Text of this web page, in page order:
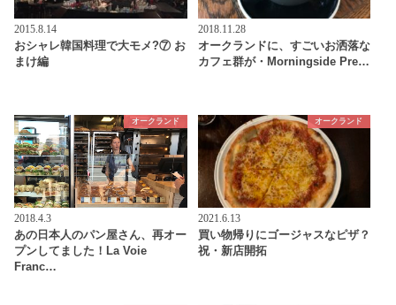
2015.8.14
おシャレ韓国料理で大モメ?⑦ お
まけ編
2018.11.28
オークランドに、すごいお洒落な
カフェ群が・Morningside Pre…
オークランド
2018.4.3
あの日本人のパン屋さん、再オー
プンしてました！La Voie
Franc…
オークランド
2021.6.13
買い物帰りにゴージャスなピザ？
祝・新店開拓